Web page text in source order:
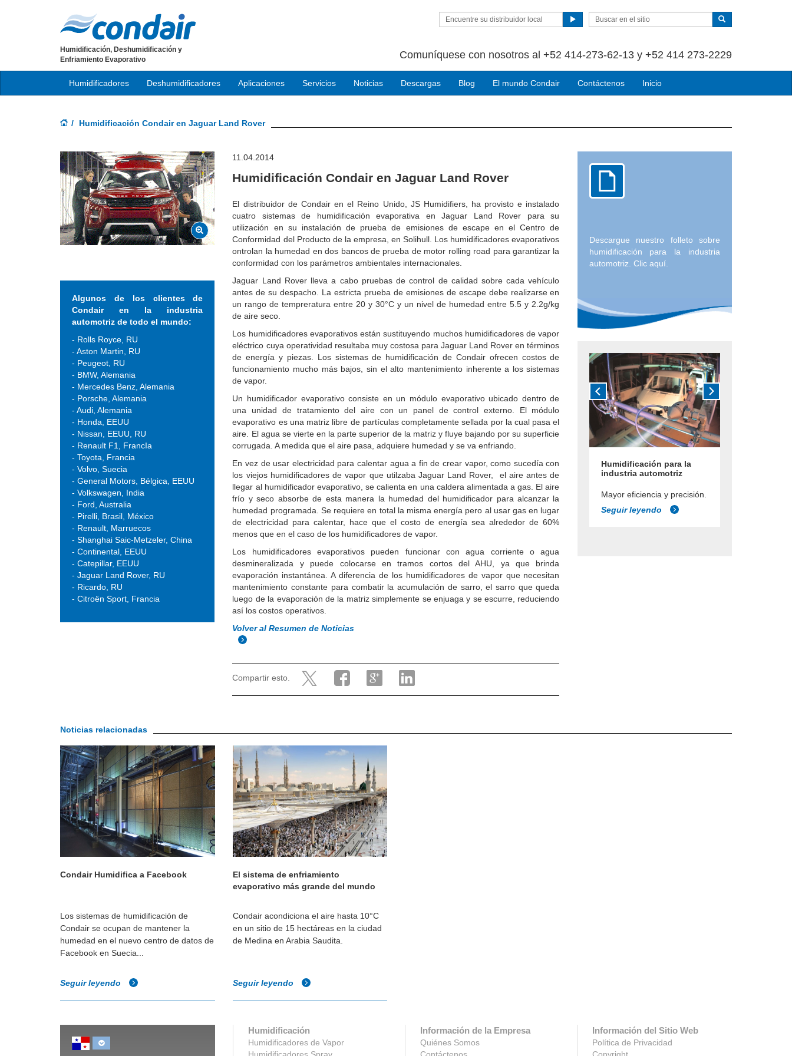
Encuentre su distribuidor local
Comuníquese con nosotros al +52 414-273-62-13 y +52 414 273-2229
Humidificación, Deshumidificación y
Enfriamiento Evaporativo
Humidificadores Deshumidificadores Aplicaciones Servicios Noticias Descargas Blog El mundo Condair Contáctenos Inicio
Humidificación Condair en Jaguar Land Rover
11.04.2014
Humidificación Condair en Jaguar Land Rover
El distribuidor de Condair en el Reino Unido, JS Humidifiers, ha provisto e instalado
cuatro sistemas de humidificación evaporativa en Jaguar Land Rover para su
utilización en su instalación de prueba de emisiones de escape en el Centro de
Conformidad del Producto de la empresa, en Solihull. Los humidificadores evaporativos
ontrolan la humedad en dos bancos de prueba de motor rolling road para garantizar la
conformidad con los parámetros ambientales internacionales.
Jaguar Land Rover lleva a cabo pruebas de control de calidad sobre cada vehículo
antes de su despacho. La estricta prueba de emisiones de escape debe realizarse en
un rango de tempreratura entre 20 y 30°C y un nivel de humedad entre 5.5 y 2.2g/kg
de aire seco.
Los humidificadores evaporativos están sustituyendo muchos humidificadores de vapor
eléctrico cuya operatividad resultaba muy costosa para Jaguar Land Rover en términos
de energía y piezas. Los sistemas de humidificación de Condair ofrecen costos de
funcionamiento mucho más bajos, sin el alto mantenimiento inherente a los sistemas
de vapor.
Un humidificador evaporativo consiste en un módulo evaporativo ubicado dentro de
una unidad de tratamiento del aire con un panel de control externo. El módulo
evaporativo es una matriz libre de partículas completamente sellada por la cual pasa el
aire. El agua se vierte en la parte superior de la matriz y fluye bajando por su superficie
corrugada. A medida que el aire pasa, adquiere humedad y se va enfriando.
En vez de usar electricidad para calentar agua a fin de crear vapor, como sucedía con
los viejos humidificadores de vapor que utilzaba Jaguar Land Rover, el aire antes de
llegar al humidificador evaporativo, se calienta en una caldera alimentada a gas. El aire
frío y seco absorbe de esta manera la humedad del humidificador para alcanzar la
humedad programada. Se requiere en total la misma energía pero al usar gas en lugar
de electricidad para calentar, hace que el costo de energía sea alrededor de 60%
menos que en el caso de los humidificadores de vapor.
Los humidificadores evaporativos pueden funcionar con agua corriente o agua
desmineralizada y puede colocarse en tramos cortos del AHU, ya que brinda
evaporación instantánea. A diferencia de los humidificadores de vapor que necesitan
mantenimiento constante para combatir la acumulación de sarro, el sarro que queda
luego de la evaporación de la matriz simplemente se enjuaga y se escurre, reduciendo
así los costos operativos.
Volver al Resumen de Noticias
Compartir esto.
Algunos de los clientes de
Condair en la industria
automotriz de todo el mundo:
- Rolls Royce, RU
- Aston Martin, RU
- Peugeot, RU
- BMW, Alemania
- Mercedes Benz, Alemania
- Porsche, Alemania
- Audi, Alemania
- Honda, EEUU
- Nissan, EEUU, RU
- Renault F1, FrancIa
- Toyota, Francia
- Volvo, Suecia
- General Motors, Bélgica, EEUU
- Volkswagen, India
- Ford, Australia
- Pirelli, Brasil, México
- Renault, Marruecos
- Shanghai Saic-Metzeler, China
- Continental, EEUU
- Catepillar, EEUU
- Jaguar Land Rover, RU
- Ricardo, RU
- Citroën Sport , Francia
Descargue nuestro folleto sobre
humidificación para la industria
automotriz. Clic aquí.
Humidificación para la
industria automotriz
Mayor eficiencia y precisión.
Seguir leyendo
Noticias relacionadas
Condair Humidifica a Facebook
Los sistemas de humidificación de
Condair se ocupan de mantener la
humedad en el nuevo centro de datos de
Facebook en Suecia...
Seguir leyendo
El sistema de enfriamiento
evaporativo más grande del mundo
Condair acondiciona el aire hasta 10°C
en un sitio de 15 hectáreas en la ciudad
de Medina en Arabia Saudita.
Seguir leyendo
Humidificación
Humidificadores de Vapor
Información de la Empresa
Quiénes Somos
Información del Sitio Web
Política de Privacidad